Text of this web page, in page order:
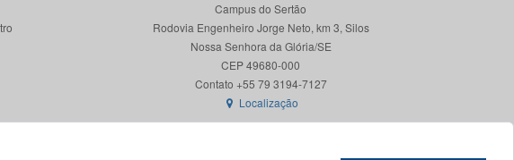
Campus do Sertão
Rodovia Engenheiro Jorge Neto, km 3, Silos
Nossa Senhora da Glória/SE
CEP 49680-000
Contato +55 79 3194-7127
Localização